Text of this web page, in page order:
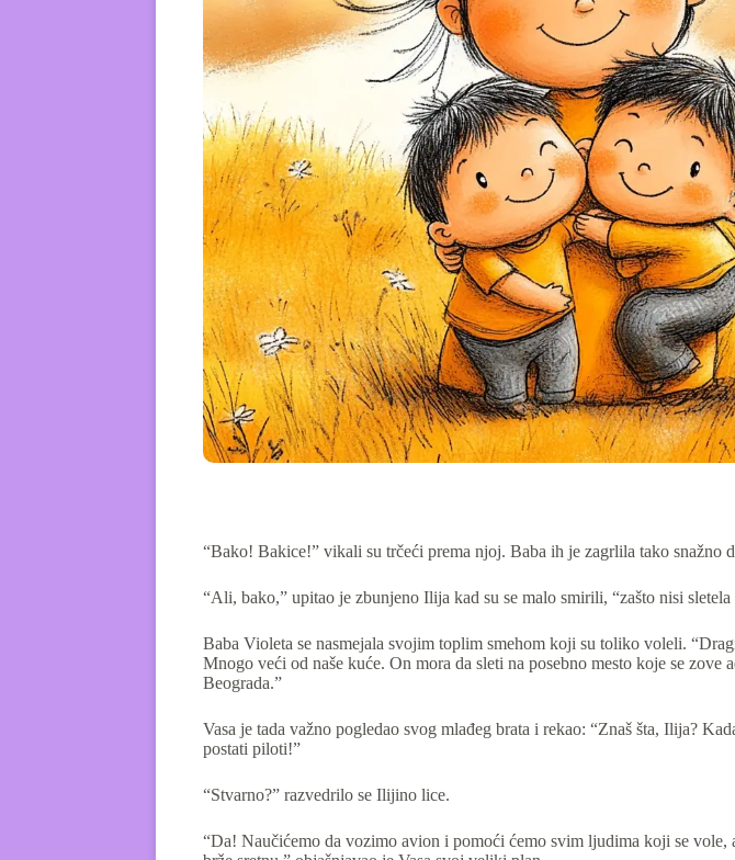
“Bako! Bakice!” vikali su trčeći prema njoj. Baba ih je zagrlila tako snažno
“Ali, bako,” upitao je zbunjeno Ilija kad su se malo smirili, “zašto nisi
Baba Violeta se nasmejala svojim toplim smehom koji su toliko voleli.
Mnogo veći od naše kuće. On mora da sleti na posebno mesto koje se zove
Beograda.”
Vasa je tada važno pogledao svog mlađeg brata i rekao: “Znaš šta, Ilija?
postati piloti!”
“Stvarno?” razvedrilo se Ilijino lice.
“Da! Naučićemo da vozimo avion i pomoći ćemo svim ljudima koji se vole,